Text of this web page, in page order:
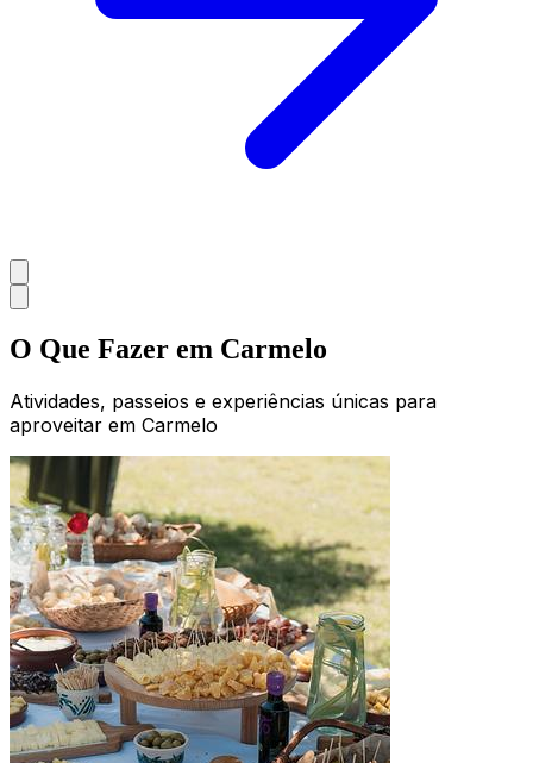
O Que Fazer em Carmelo
Atividades, passeios e experiências únicas para
aproveitar em Carmelo